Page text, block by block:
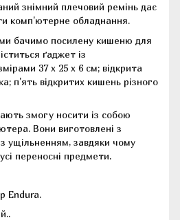
знімний плечовий ремінь дає
комп'ютерне обладнання.
бачимо посилену кишеню для
ґаджет із
37 х 25 х 6 см; відкрита
п'ять відкритих кишень різного
змогу носити із собою
Вони виготовлені з
ущільненням, завдяки чому
переносні предмети.
Endura.